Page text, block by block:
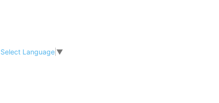
Select Language ▼